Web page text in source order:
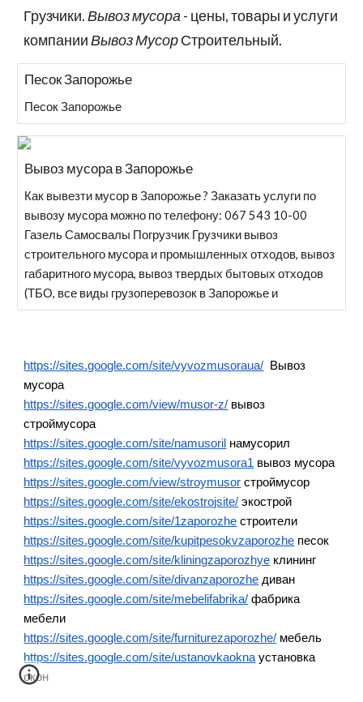
Грузчики.Вывоз мусора - цены, товары и услуги
компании Вывоз МусорСтроительный.
Песок Запорожье
Песок Запорожье
Вывоз мусора в Запорожье
Как вывезти мусор в Запорожье ? Заказать услуги по
вывозу мусора можно по телефону: 067 543 10-00
Газель Самосвалы Погрузчик Грузчики вывоз
строительного мусора и промышленных отходов, вывоз
габаритного мусора, вывоз твердых бытовых отходов
(ТБО, все виды грузоперевозок в Запорожье и
https://sites.google.com/site/vyvozmusoraua/ Вывоз
мусора
https://sites.google.com/view/musor-z/ вывоз
строймусора
https://sites.google.com/site/namusoril намусорил
https://sites.google.com/site/vyvozmusora1 вывоз мусора
https://sites.google.com/view/stroymusor строймусор
https://sites.google.com/site/ekostrojsite/ экострой
https://sites.google.com/site/1zaporozhe строители
https://sites.google.com/site/kupitpesokvzaporozhe песок
https://sites.google.com/site/kliningzaporozhye клининг
https://sites.google.com/site/divanzaporozhe диван
https://sites.google.com/site/mebelifabrika/ фабрика
мебели
https://sites.google.com/site/furniturezaporozhe/ мебель
https://sites.google.com/site/ustanovkaokna установка
окон